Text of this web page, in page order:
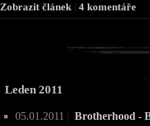
Zobrazit článek | 4 komentáře
Leden 2011
05.01.2011 | Brotherhood -